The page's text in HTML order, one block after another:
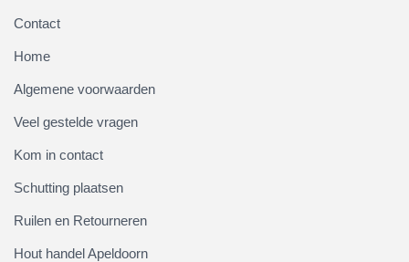
Contact
Home
Algemene voorwaarden
Veel gestelde vragen
Kom in contact
Schutting plaatsen
Ruilen en Retourneren
Hout handel Apeldoorn